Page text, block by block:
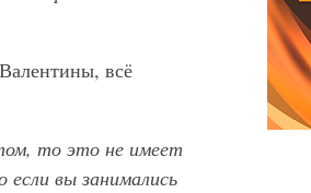
всё
то это не имеет
вы занимались